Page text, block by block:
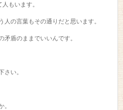
もいます。
人の言葉もその通りだと思います。
矛盾のままでいいんです。
さい。
。